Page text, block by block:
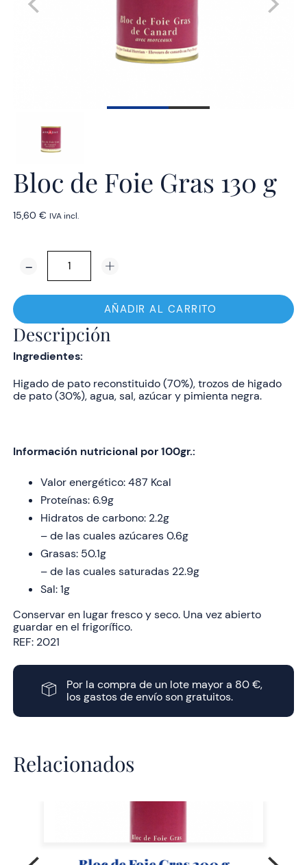
Bloc de Foie Gras 130 g
15,60€ IVA incl.
de
Foie
Gras
130
g
cantidad
AÑADIR AL CARRITO
Descripción
Ingredientes:
Higado de pato reconstituido (70%), trozos de higado
de pato (30%), agua, sal, azúcar y pimienta negra.
Información nutricional por 100gr.:
Valor energético: 487 Kcal
Proteínas: 6.9g
Hidratos de carbono: 2.2g
– de las cuales azúcares 0.6g
Grasas: 50.1g
– de las cuales saturadas 22.9g
Sal: 1g
Conservar en lugar fresco y seco. Una vez abierto
guardar en el frigorífico.
REF: 2021
Por la compra de un lote mayor a 80 €,
los gastos de envío son gratuitos.
Relacionados